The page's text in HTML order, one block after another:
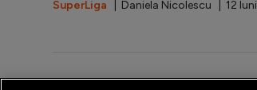
SuperLiga | Daniela Nicolescu | 12